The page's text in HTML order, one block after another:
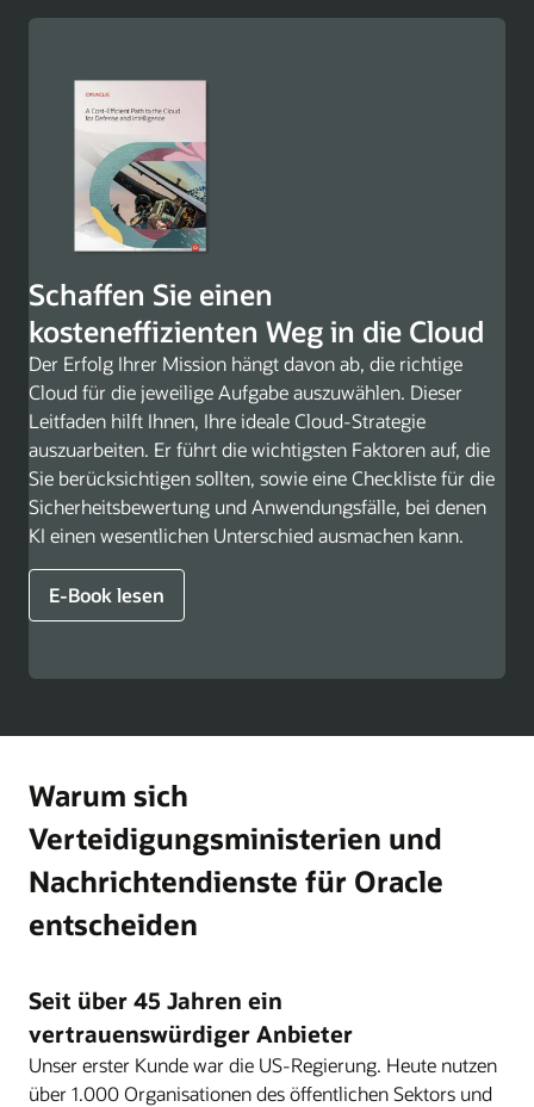
Mehr zu Oracle Enterprise Resource Planning erfahren
Oracle U.S. Federal Financials
Um die Erwartungen des Bundes hinsichtlich
Transparenz und Rechenschaftspflicht zu erfüllen,
benötigen Behörden modernste Finanz- und
Haushaltssysteme. Durch den Einsatz von KI und
Automatisierung können Agenturen ihre Mitarbeiter auf
wertschöpfende Aufgaben konzentrieren, die die Mission
voranbringen. Bundesbehörden können ihre
Modernisierungsziele mit den evolutionären Best
Practices und der neuesten Technologie von Federal
Financials erreichen.
5 Wege zu finanzieller Exzellenz in Bundesbehörden
(PDF)
Schaffen Sie einen
kosteneffizienten Weg in die Cloud
Der Erfolg Ihrer Mission hängt davon ab, die richtige
Cloud für die jeweilige Aufgabe auszuwählen. Dieser
Leitfaden hilft Ihnen, Ihre ideale Cloud-Strategie
auszuarbeiten. Er führt die wichtigsten Faktoren auf, die
Sie berücksichtigen sollten, sowie eine Checkliste für die
Sicherheitsbewertung und Anwendungsfälle, bei denen
KI einen wesentlichen Unterschied ausmachen kann.
E-Book lesen
Warum sich
Verteidigungsministerien und
Nachrichtendienste für Oracle
entscheiden
Seit über 45 Jahren ein
vertrauenswürdiger Anbieter
Unser erster Kunde war die US-Regierung. Heute nutzen
über 1.000 Organisationen des öffentlichen Sektors und